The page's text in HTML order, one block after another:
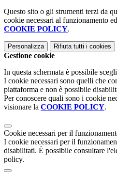
Questo sito o gli strumenti terzi da
cookie necessari al funzionamento
COOKIE POLICY.
Personalizza Rifiuta tutti i cookies
Gestione cookie
In questa schermata è possibile
I cookie necessari sono quelli che
piattaforma e non è possibile
Per conoscere quali sono i cookie
visionare la COOKIE POLICY.
Cookie necessari per il
I cookie necessari per il
disabilitati. È possibile consultare
policy.